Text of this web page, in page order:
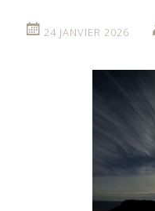
24 JANVIER 2026